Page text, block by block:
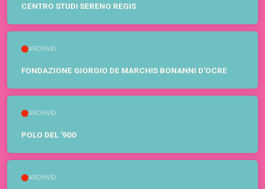
CENTRO STUDI SERENO REGIS
ARCHIVIO
FONDAZIONE GIORGIO DE MARCHIS BONANNI D'OCRE
ARCHIVIO
POLO DEL '900
ARCHIVIO